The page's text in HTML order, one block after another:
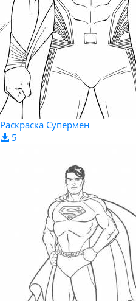
Раскраска Супермен
5